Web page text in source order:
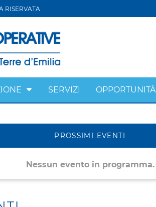
RISERVATA
SERVIZI OPPORTUNITÀ
PROSSIMI EVENTI
Nessun evento in programma.